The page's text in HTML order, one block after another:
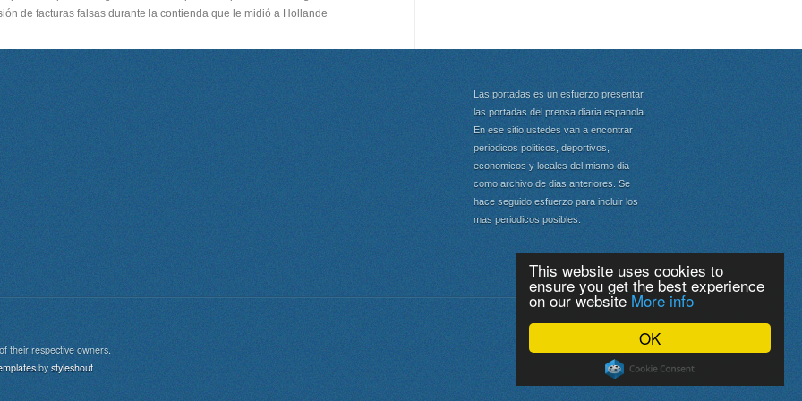
OK
This website uses cookies to
ensure you get the best experience
on our website More info
de facturas falsas durante la contienda que le midió a Hollande
Las portadas es un esfuerzo presentar
las portadas del prensa diaria espanola.
En ese sitio ustedes van a encontrar
periodicos politicos, deportivos,
economicos y locales del mismo dia
como archivo de dias anteriores. Se
hace seguido esfuerzo para incluir los
mas periodicos posibles.
their respective owners.
by styleshout